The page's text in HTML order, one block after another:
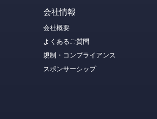
会社情報
会社概要
よくあるご質問
規制・コンプライアンス
スポンサーシップ